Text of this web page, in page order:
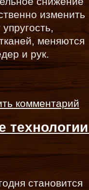
изменить
меняются
и рук.
комментарий
становится